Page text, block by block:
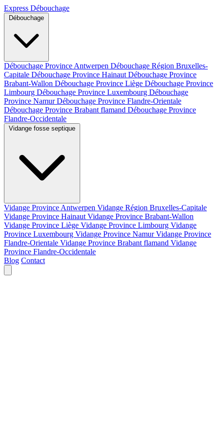
Express Débouchage
Débouchage Province Antwerpen Débouchage Région Bruxelles-
Capitale Débouchage Province Hainaut Débouchage Province
Brabant-Wallon Débouchage Province Liège Débouchage Province
Limbourg Débouchage Province Luxembourg Débouchage
Province NamurDébouchage Province Flandre-Orientale
Débouchage Province Brabant flamand Débouchage Province
Flandre-Occidentale
Vidange Province Antwerpen Vidange Région Bruxelles-Capitale
Vidange Province Hainaut Vidange Province Brabant-Wallon
Vidange Province Liège Vidange Province Limbourg Vidange
Province Luxembourg Vidange Province NamurVidange Province
Flandre-Orientale Vidange Province Brabant flamand Vidange
Province Flandre-Occidentale
Blog Contact